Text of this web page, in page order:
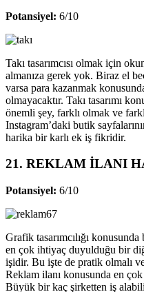
Potansiyel: 6/10
Takı tasarımcısı olmak için
almanıza gerek yok. Biraz el
varsa para kazanmak
olmayacaktır. Takı tasarımı
önemli şey, farklı olmak ve
Instagram’daki butik
harika bir karlı ek iş fikridir.
21. REKLAM İLANI
Potansiyel: 6/10
Grafik tasarımcılığı
en çok ihtiyaç duyulduğu bir
işidir. Bu işte de pratik olmalı
Reklam ilanı konusunda en
Büyük bir kaç şirketten iş